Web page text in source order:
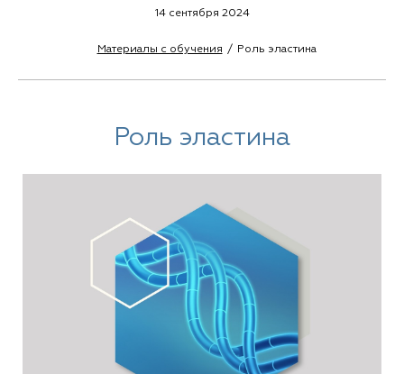
14 сентября 2024
Материалы с обучения Роль эластина
Роль эластина